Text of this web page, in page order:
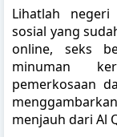
Lihatlah
sosial yang
online, seks
minuman
pemerkosaan
menjauh dari Al